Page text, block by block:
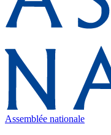
Assemblée nationale